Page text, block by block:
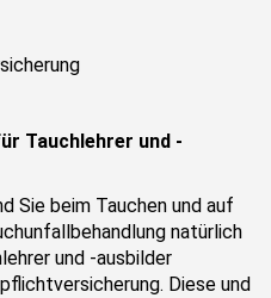
Tauchlehrer und -
Sie beim Tauchen und auf
natürlich
und -ausbilder
Diese und